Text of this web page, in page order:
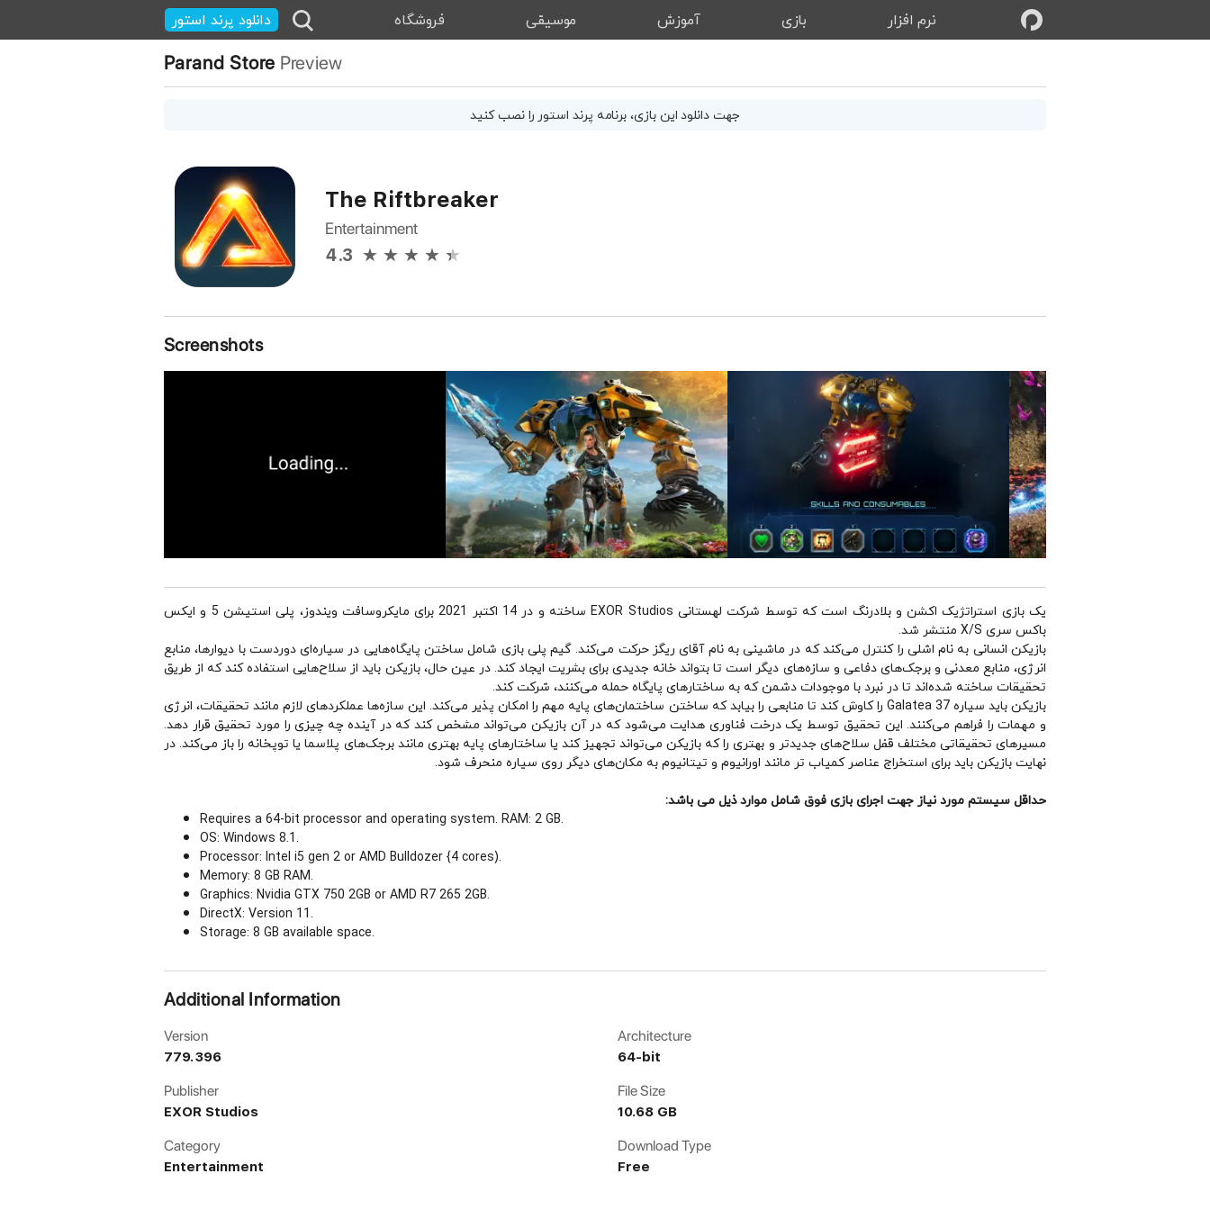
نرم‌ افزار بازی آموزش موسیقی فروشگاه دانلود پرند استور
Parand Store Preview
جهت دانلود اینبازی، برنامه پرند استور را نصب کنید
The Riftbreaker
Entertainment
4.3
Screenshots
یک بازی استراتژیک اکشن و بلادرنگ است که توسط شرکت لهستانی EXOR Studios ساخته و در 14 اکتبر 2021 برای مایکروسافت ویندوز، پلی استیشن 5 و ایکس
باکس سری X/S منتشر شد.
بازیکن انسانی به نام اشلی را کنترل می‌کند که در ماشینی به نام آقای ریگز حرکت می‌کند. گیم پلی بازی شامل ساختن پایگاه‌هایی در سیاره‌ای دوردست با دیوارها، منابع
انرژی، منابع معدنی و برجک‌های دفاعی و سازه‌های دیگر است تا بتواند خانه جدیدی برای بشریت ایجاد کند. در عین حال، بازیکن باید از سلاح‌هایی استفاده کند که از طریق
تحقیقات ساخته شده‌اند تا در نبرد با موجودات دشمن که به ساختارهای پایگاه حمله می‌کنند، شرکت کند.
بازیکن باید سیاره Galatea 37 را کاوش کند تا منابعی را بیابد که ساختن ساختمان‌های پایه مهم را امکان پذیر می‌کند. این سازه‌ها عملکردهای لازم مانند تحقیقات، انرژی
و مهمات را فراهم می‌کنند. این تحقیق توسط یک درخت فناوری هدایت می‌شود که در آن بازیکن می‌تواند مشخص کند که در آینده چه چیزی را مورد تحقیق قرار دهد.
مسیرهای تحقیقاتی مختلف قفل سلاح‌های جدیدتر و بهتری را که بازیکن می‌تواند تجهیز کند یا ساختارهای پایه بهتری مانند برجک‌های پلاسما یا توپخانه را باز می‌کند. در
نهایت بازیکن باید برای استخراج عناصر کمیاب تر مانند اورانیوم و تیتانیوم به مکان‌های دیگر روی سیاره منحرف شود.
حداقل سیستم مورد نیاز جهت اجرای بازی فوق شامل موارد ذیل می باشد:
Requires a 64-bit processor and operating system. RAM: 2 GB.
OS: Windows 8.1.
Processor: Intel i5 gen 2 or AMD Bulldozer {4 cores).
Memory: 8 GB RAM.
Graphics: Nvidia GTX 750 2GB or AMD R7 265 2GB.
DirectX: Version 11.
Storage: 8 GB available space.
Additional Information
Version
779.396
Architecture
64-bit
Publisher
EXOR Studios
File Size
10.68 GB
Category
Entertainment
Download Type
Free